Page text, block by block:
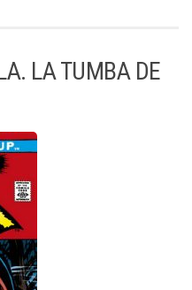
LA TUMBA DE